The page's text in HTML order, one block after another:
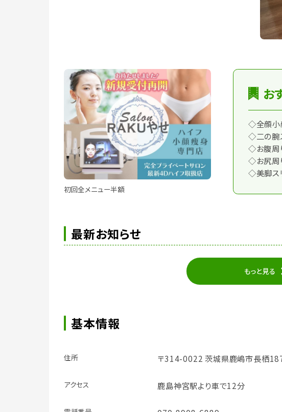
初回全メニュー半額
お
◇全顔小
◇二の腕
◇お腹周
◇お尻周
◇美脚ス
最新お知らせ
もっと見る
基本情報
住所 〒314-0022 茨城県鹿嶋市長栖
アクセス 鹿島神宮駅より車で12分